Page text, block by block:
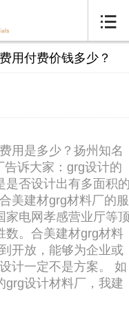

用付费价钱多少？
用是多少？扬州知名
诉大家：grg设计的
是否设计出有多面积
美建材grg材料厂的服
家电网孝感营业厅等
数。合美建材grg材料
开放，能够为企业或
计一定不是方案。 如
grg设计材料厂，我建